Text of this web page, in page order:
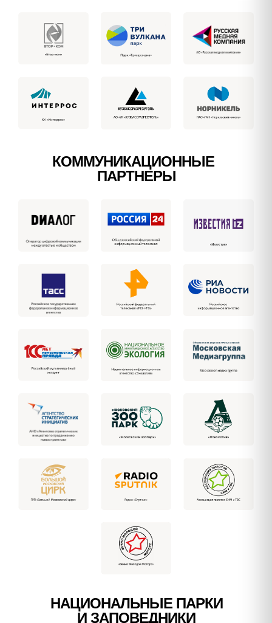
КОММУНИКАЦИОННЫЕ
ПАРТНЕРЫ
НАЦИОНАЛЬНЫЕ ПАРКИ
И ЗАПОВЕДНИКИ